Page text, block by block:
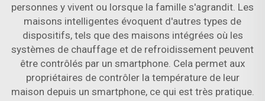
personnes y vivent ou lorsque la famille s'agrandit. Les
maisons intelligentes évoquent d'autres types de
dispositifs, tels que des maisons intégrées où les
systèmes de chauffage et de refroidissement peuvent
être contrôlés par un smartphone. Cela permet aux
propriétaires de contrôler la température de leur
maison depuis un smartphone, ce qui est très pratique.